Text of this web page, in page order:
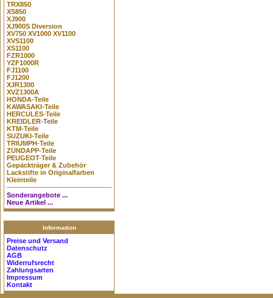
TRX850
XS850
XJ900
XJ900S Diversion
XV750 XV1000 XV1100
XVS1100
XS1100
FZR1000
YZF1000R
FJ1100
FJ1200
XJR1300
XVZ1300A
HONDA-Teile
KAWASAKI-Teile
HERCULES-Teile
KREIDLER-Teile
KTM-Teile
SUZUKI-Teile
TRIUMPH-Teile
ZÜNDAPP-Teile
PEUGEOT-Teile
Gepäckträger & Zubehör
Lackstifte in Originalfarben
Kleinteile
Sonderangebote ...
Neue Artikel ...
Information
Preise und Versand
Datenschutz
AGB
Widerrufsrecht
Zahlungsarten
Impressum
Kontakt